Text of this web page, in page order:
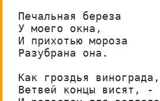
Печальная береза
У моего окна,
И прихотью мороза
Разубрана она.
Как гроздья винограда,
Ветвей концы висят, -